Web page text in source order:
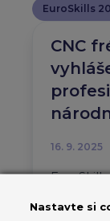
EuroSkills
CNC
16. 9. 2025
EuroSkills
Nastavte si